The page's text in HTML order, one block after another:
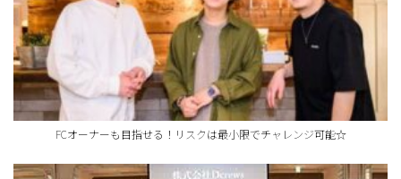
FCオーナーも目指せる！リスクは最小限でチャレンジ可能☆